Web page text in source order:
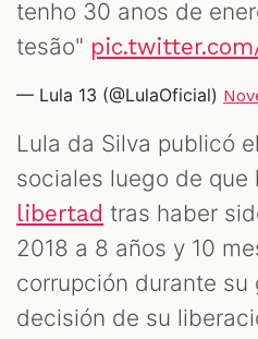
tenho 30 anos de
tesão"
— Lula 13 (@LulaOficial)
Lula da Silva publicó
sociales luego de que
libertad tras haber
2018 a 8 años y 10
corrupción durante su
decisión de su